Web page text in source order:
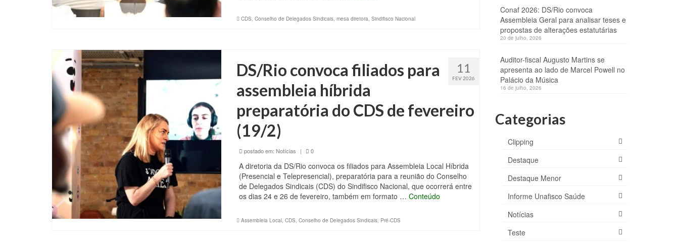
CDS, Conselho de Delegados Sindicais, mesa diretora, Sindifisco Nacional
11
FEV 2026
DS/Rio convoca filiados para
assembleia híbrida
preparatória do CDS de fevereiro
(19/2)
postado em: Notícias | 0
A diretoria da DS/Rio convoca os filiados para Assembleia Local Híbrida
(Presencial e Telepresencial), preparatória para a reunião do Conselho
de Delegados Sindicais (CDS) do Sindifisco Nacional, que ocorrerá entre
os dias 24 e 26 de fevereiro, também em formato … Conteúdo
Assembleia Local, CDS, Conselho de Delegados Sindicais, Pré-CDS
Conaf 2026: DS/Rio convoca
Assembleia Geral para analisar teses e
propostas de alterações estatutárias
20 de julho, 2026
Auditor-fiscal Augusto Martins se
apresenta ao lado de Marcel Powell no
Palácio da Música
16 de julho, 2026
Categorias
Clipping
Destaque
Destaque Menor
Informe Unafisco Saúde
Notícias
Teste